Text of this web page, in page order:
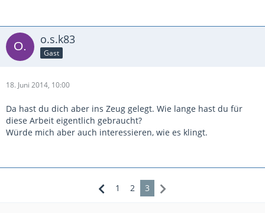
o.s.k83
Gast
18. Juni 2014, 10:00
Da hast du dich aber ins Zeug gelegt. Wie lange hast du für
diese Arbeit eigentlich gebraucht?
Würde mich aber auch interessieren, wie es klingt.
1 2 3